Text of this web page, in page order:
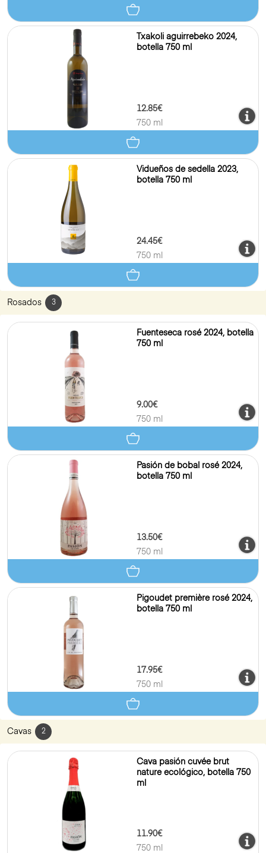
Txakoli aguirrebeko 2024,
botella 750 ml
12.85€
750 ml
Vidueños de sedella 2023,
botella 750 ml
24.45€
750 ml
Rosados 3
Fuenteseca rosé 2024, botella
750 ml
9.00€
750 ml
Pasión de bobal rosé 2024,
botella 750 ml
13.50€
750 ml
Pigoudet première rosé 2024,
botella 750 ml
17.95€
750 ml
Cavas 2
Cava pasión cuvée brut
nature ecológico, botella 750
ml
11.90€
750 ml